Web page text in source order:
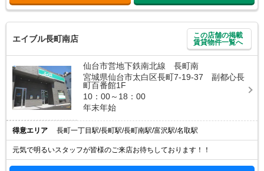
エイブル長町南店
この店舗の掲載
賃貸物件一覧へ
仙台市営地下鉄南北線 長町南
宮城県仙台市太白区長町7-19-37 副都心長
町百番館1F
10：00～18：00
年末年始
得意エリア 長町一丁目駅/長町駅/長町南駅/富沢駅/名取駅
元気で明るいスタッフが皆様のご来店お待ちしております！！